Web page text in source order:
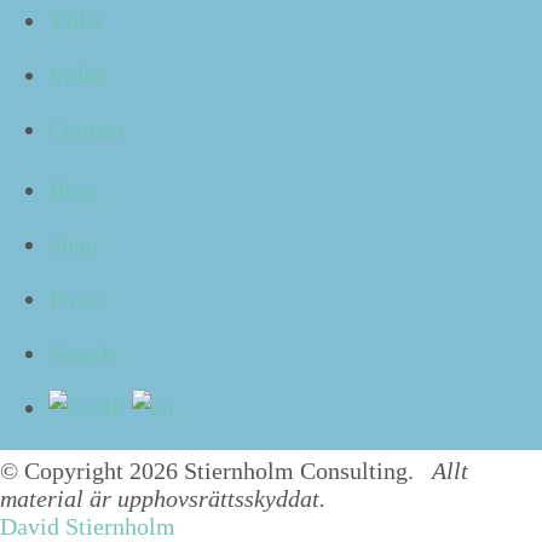
Talks
Video
Contact
Blog
Shop
Press
Search
What's a struktör?
© Copyright 2026 Stiernholm Consulting. Allt
material är upphovsrättsskyddat.
David Stiernholm